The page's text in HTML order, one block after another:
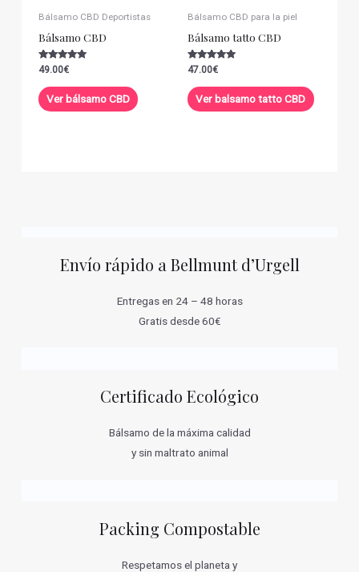
Bálsamo CBD Deportistas
Bálsamo CBD
Valorado con
de 5
49.00€
Ver bálsamo CBD
Bálsamo CBD para la piel
Bálsamo tatto CBD
Valorado con
de 5
47.00€
Ver balsamo tatto CBD
Envío rápido a Bellmunt d’Urgell
Entregas en 24 – 48 horas
Gratis desde 60€
Certificado Ecológico
Bálsamo de la máxima calidad
y sin maltrato animal
Packing Compostable
Respetamos el planeta y